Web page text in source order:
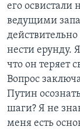
его освистали
ведущими
нести ерунду.
что он теряет
Вопрос
Путин
шаги? Я не
меня есть